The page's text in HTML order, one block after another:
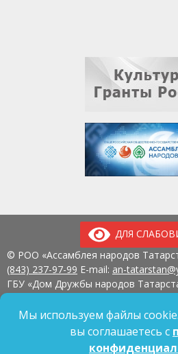
ДЛЯ
© РОО «Ассамблея народов
(843) 237-97-99 E-mail: an-
ГБУ «Дом Дружбы народов
420107, г. Казань, ул. Павлюхина, д.
Мы используем файлы
вы соглашаетесь с